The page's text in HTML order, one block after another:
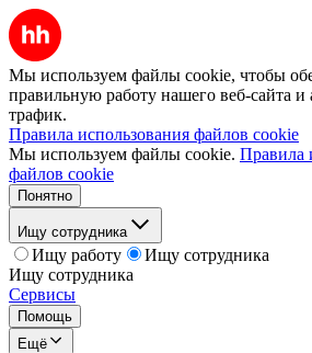
Мы используем файлы cookie, чтобы
правильную работу нашего веб-сайта и
трафик.
Правила использования файлов cookie
Мы используем файлы cookie. Правила
файлов cookie
Понятно
Ищу сотрудника
Ищу работу
Ищу сотрудника
Ищу сотрудника
Сервисы
Помощь
Ещё